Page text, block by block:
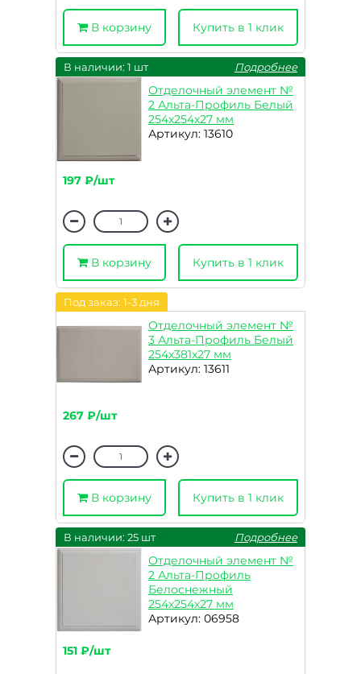
В корзину Купить в 1 клик
В наличии: 1 шт Подробнее
Отделочный элемент №
2 Альта-Профиль Белый
254x254x27 мм
Артикул: 13610
197 ₽/шт
В корзину Купить в 1 клик
Под заказ: 1-3 дня
Отделочный элемент №
3 Альта-Профиль Белый
254x381x27 мм
Артикул: 13611
267 ₽/шт
В корзину Купить в 1 клик
В наличии: 25 шт Подробнее
Отделочный элемент №
2 Альта-Профиль
Белоснежный
254x254x27 мм
Артикул: 06958
151 ₽/шт